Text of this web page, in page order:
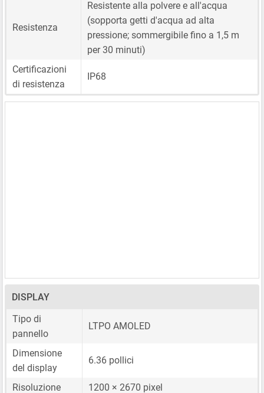
Resistenza
Resistente alla polvere e all'acqua
(sopporta getti d'acqua ad alta
pressione; sommergibile fino a 1,5 m
per 30 minuti)
Certificazioni
di resistenza
IP68
DISPLAY
Tipo di
pannello
LTPO AMOLED
Dimensione
del display
6.36 pollici
Risoluzione
1200 × 2670 pixel